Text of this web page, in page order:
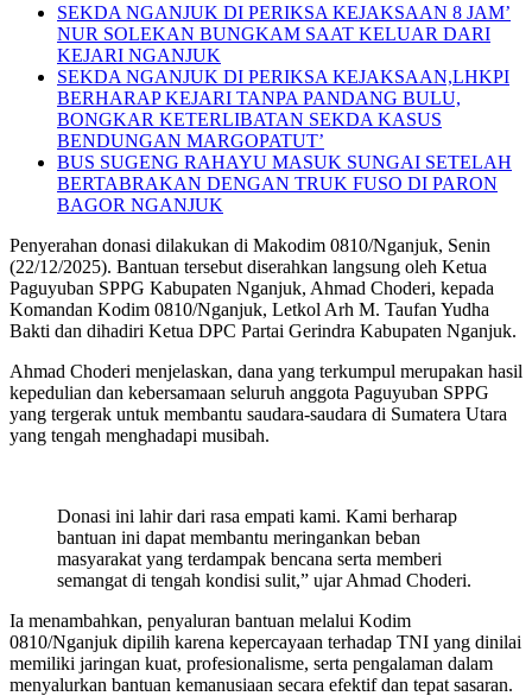
SEKDA NGANJUK DI PERIKSA KEJAKSAAN 8 JAM’
NUR SOLEKAN BUNGKAM SAAT KELUAR DARI
KEJARI NGANJUK
SEKDA NGANJUK DI PERIKSA KEJAKSAAN,LHKPI
BERHARAP KEJARI TANPA PANDANG BULU,
BONGKAR KETERLIBATAN SEKDA KASUS
BENDUNGAN MARGOPATUT’
BUS SUGENG RAHAYU MASUK SUNGAI SETELAH
BERTABRAKAN DENGAN TRUK FUSO DI PARON
BAGOR NGANJUK
Penyerahan donasi dilakukan di Makodim 0810/Nganjuk, Senin
(22/12/2025). Bantuan tersebut diserahkan langsung oleh Ketua
Paguyuban SPPG Kabupaten Nganjuk, Ahmad Choderi, kepada
Komandan Kodim 0810/Nganjuk, Letkol Arh M. Taufan Yudha
Bakti dan dihadiri Ketua DPC Partai Gerindra Kabupaten Nganjuk.
Ahmad Choderi menjelaskan, dana yang terkumpul merupakan hasil
kepedulian dan kebersamaan seluruh anggota Paguyuban SPPG
yang tergerak untuk membantu saudara-saudara di Sumatera Utara
yang tengah menghadapi musibah.
Donasi ini lahir dari rasa empati kami. Kami berharap
bantuan ini dapat membantu meringankan beban
masyarakat yang terdampak bencana serta memberi
semangat di tengah kondisi sulit,” ujar Ahmad Choderi.
Ia menambahkan, penyaluran bantuan melalui Kodim
0810/Nganjuk dipilih karena kepercayaan terhadap TNI yang dinilai
memiliki jaringan kuat, profesionalisme, serta pengalaman dalam
menyalurkan bantuan kemanusiaan secara efektif dan tepat sasaran.